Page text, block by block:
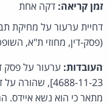
זמן קריאה: דקה אחת
(פסק-דין, מחוזי ת"א,
העובדות: ערעור על פסק
4688-11-23],